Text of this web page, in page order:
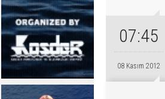
07:45
08 Kasım 2012